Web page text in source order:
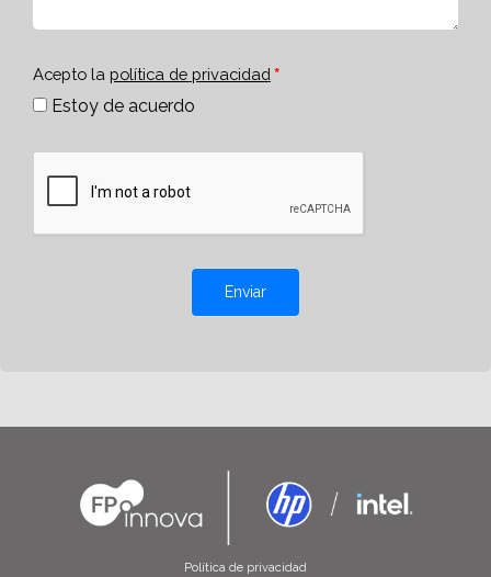
Acepto la política de privacidad
Estoy de acuerdo
Enviar
Política de privacidad